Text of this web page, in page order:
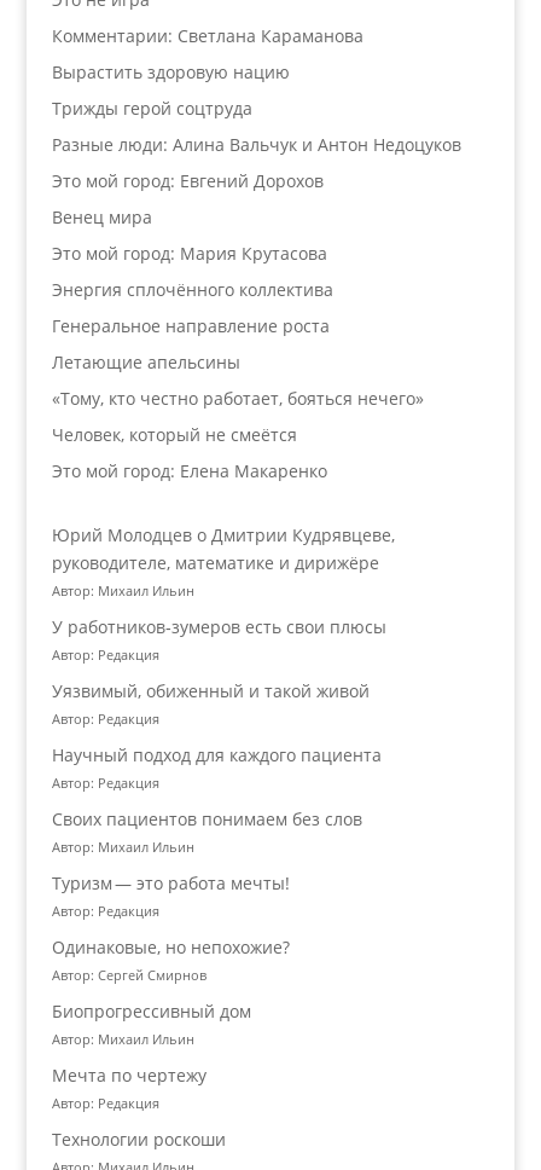
Комментарии: Светлана Караманова
Вырастить здоровую нацию
Трижды герой соцтруда
Разные люди: Алина Вальчук и Антон Недоцуков
Это мой город: Евгений Дорохов
Венец мира
Это мой город: Мария Крутасова
Энергия сплочённого коллектива
Генеральное направление роста
Летающие апельсины
«Тому, кто честно работает, бояться нечего»
Человек, который не смеётся
Это мой город: Елена Макаренко
Юрий Молодцев о Дмитрии Кудрявцеве,
руководителе, математике и дирижёре
Автор: Михаил Ильин
У работников‑зумеров есть свои плюсы
Автор: Редакция
Уязвимый, обиженный и такой живой
Автор: Редакция
Научный подход для каждого пациента
Автор: Редакция
Своих пациентов понимаем без слов
Автор: Михаил Ильин
Туризм — это работа мечты!
Автор: Редакция
Одинаковые, но непохожие?
Автор: Сергей Смирнов
Биопрогрессивный дом
Автор: Михаил Ильин
Мечта по чертежу
Автор: Редакция
Технологии роскоши